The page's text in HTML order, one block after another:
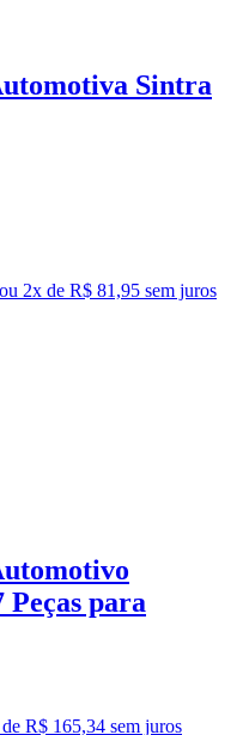
Sintra
ou 2x de R$ 81,95 sem juros
Peças para
R$ 165,34 sem juros